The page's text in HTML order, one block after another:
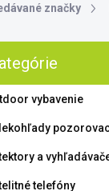
značky
vybavenie
a
telefóny